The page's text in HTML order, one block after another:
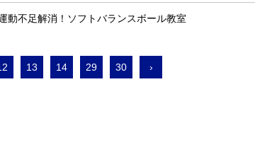
不足解消！ソフトバランスボール教室
13 14 29 30 ›